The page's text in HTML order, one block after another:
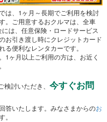
は、1ヶ月～長期でご利用を検討
。ご用意するおクルマは、全車
は、任意保険・ロードサービス
お引き渡し時にクレジットカード
便利なレンタカーです。
1ヶ月以上ご利用の方は、お近く
検討いただき、 今すぐお問
答いたします。みなさまからのお